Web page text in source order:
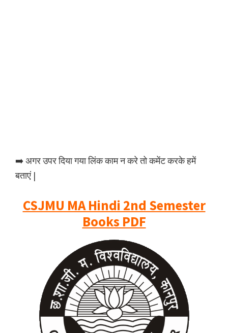
➡️ अगर उपर दिया गया लिंक काम न करे तो कमेंट करके हमें
बताएं |
CSJMU MA Hindi 2nd Semester
Books PDF